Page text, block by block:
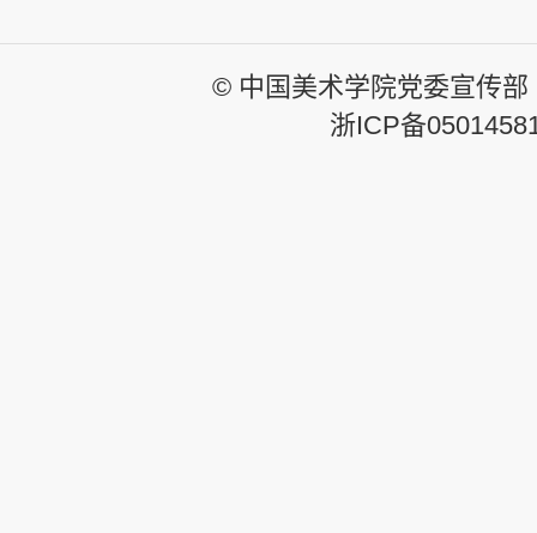
© 中国美术学院党委宣传
浙ICP备